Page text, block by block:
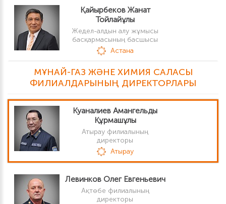
Қайырбеков Жанат
Тойлайұлы
Жедел-алдын алу жұмысы
басқармасының басшысы
Астана
МҰНАЙ-ГАЗ ЖӘНЕ ХИМИЯ САЛАСЫ
ФИЛИАЛДАРЫНЫҢ ДИРЕКТОРЛАРЫ
Куаналиев Амангельды
Құрмашұлы
Атырау филиалының
директоры
Атырау
Левинков Олег Евгеньевич
Ақтөбе филиалының
директоры